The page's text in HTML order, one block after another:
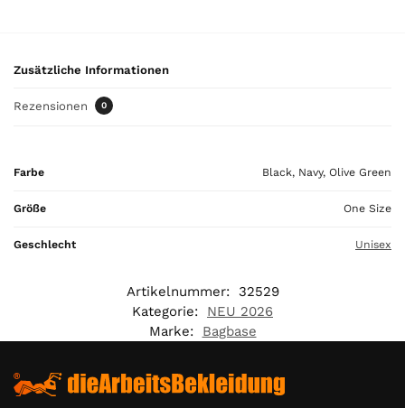
0
€
Zusätzliche Informationen
Rezensionen 0
Farbe Black, Navy, Olive Green
Größe One Size
Geschlecht Unisex
Artikelnummer:
32529
Kategorie:
NEU 2026
Marke:
Bagbase